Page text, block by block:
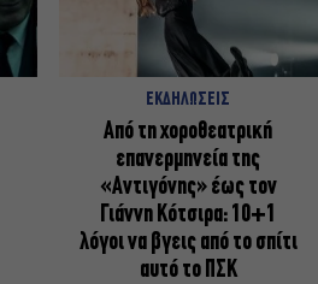
ΕΚΔΗΛΩΣΕΙΣ
Από τη χοροθεατρική
επανερμηνεία της
«Αντιγόνης» έως τον
Γιάννη Κότσιρα: 10+1
λόγοι να βγεις από το σπίτι
αυτό το ΠΣΚ